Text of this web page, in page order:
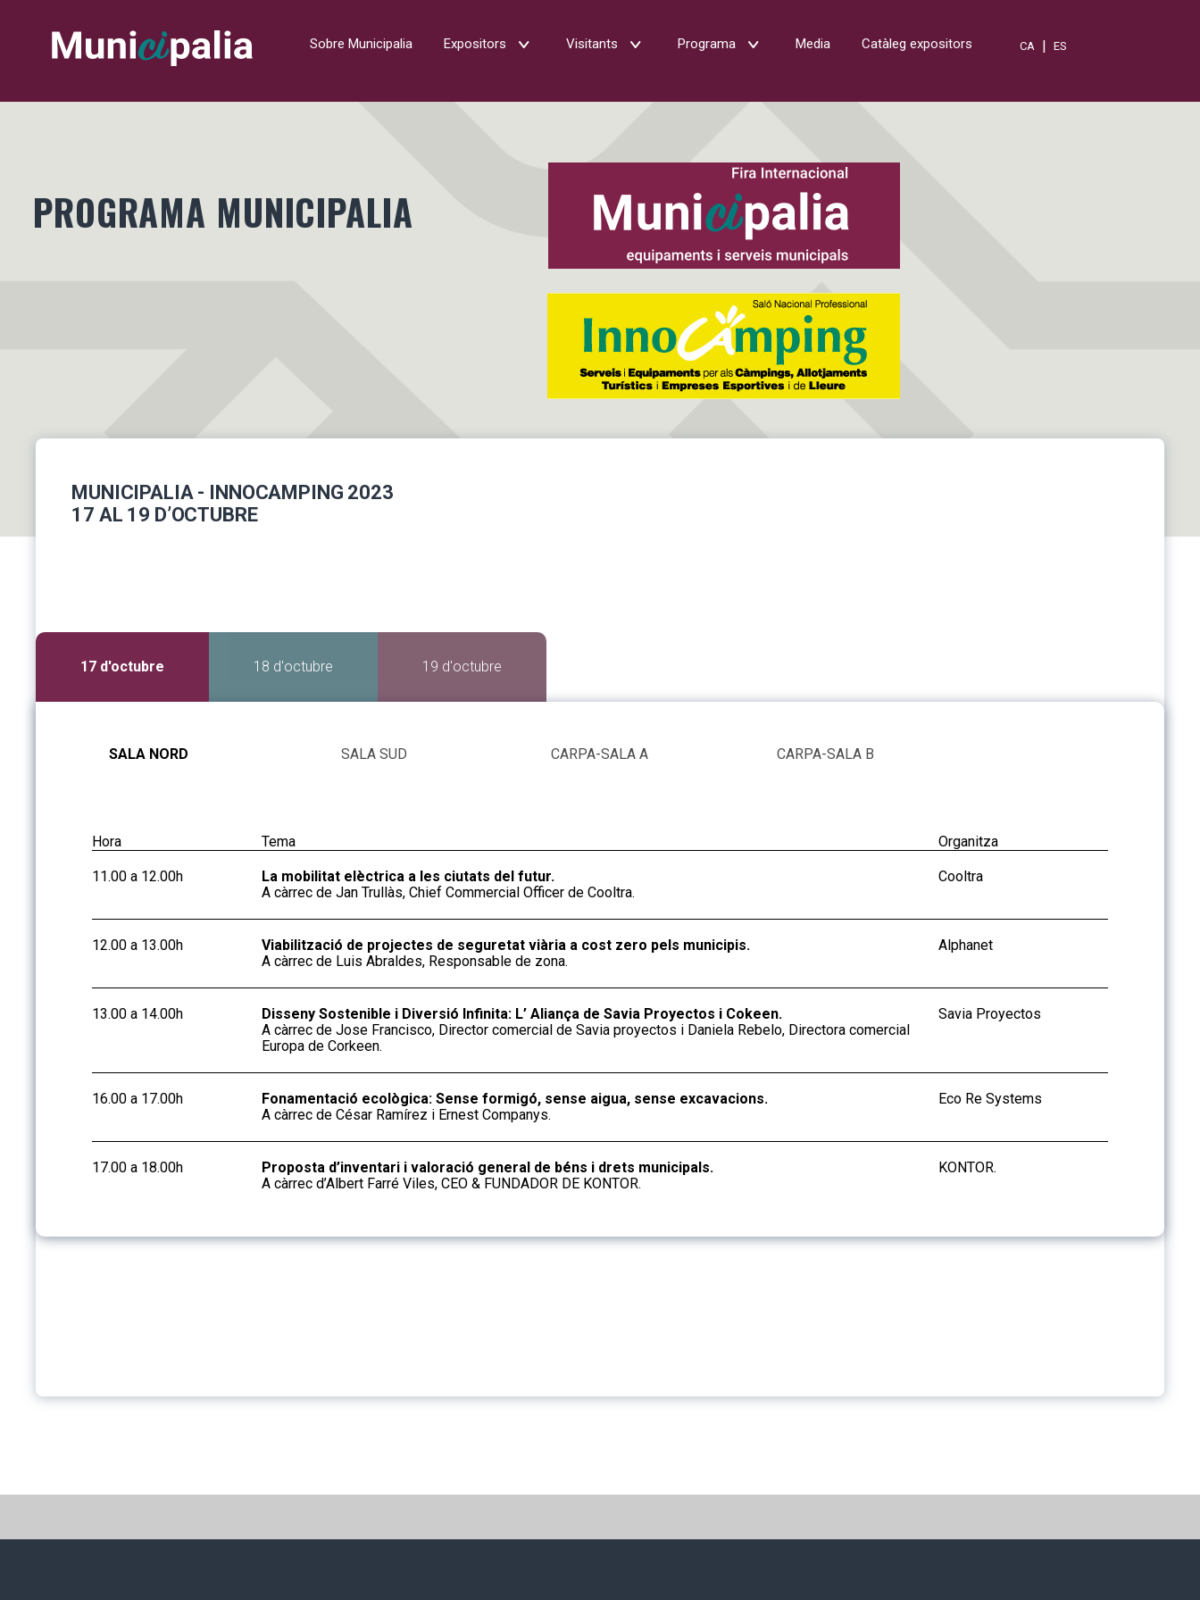
Sobre Municipalia Expositors Visitants Programa Media Catàleg expositors CA |ES
PROGRAMA MUNICIPALIA
MUNICIPALIA - INNOCAMPING 2023
17 AL 19 D’OCTUBRE
17 d'octubre 18 d'octubre 19 d'octubre
SALA NORD SALA SUD CARPA-SALA A CARPA-SALA B
Hora Tema Organitza
11.00 a 12.00h
La mobilitat elèctrica a les ciutats del futur.
A càrrec de Jan Trullàs, Chief Commercial Officer de Cooltra.
Cooltra
12.00 a 13.00h
Viabilització de projectes de seguretat viària a cost zero pels municipis.
A càrrec de Luis Abraldes, Responsable de zona.
Alphanet
13.00 a 14.00h
Disseny Sostenible i Diversió Infinita: L’ Aliança de Savia Proyectos i Cokeen.
A càrrec de Jose Francisco, Director comercial de Savia proyectos i Daniela Rebelo, Directora comercial
Europa de Corkeen.
Savia Proyectos
16.00 a 17.00h
Fonamentació ecològica: Sense formigó, sense aigua, sense excavacions.
A càrrec de César Ramírez i Ernest Companys.
Eco Re Systems
17.00 a 18.00h
Proposta d’inventari i valoració general de béns i drets municipals.
A càrrec d’Albert Farré Viles, CEO & FUNDADOR DE KONTOR.
KONTOR.